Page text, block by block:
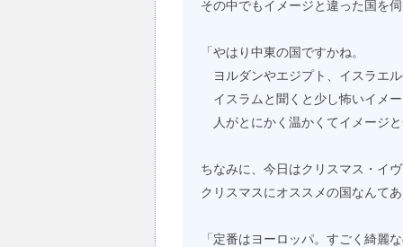
その中でもイメージと違った国を
「やはり中東の国ですかね。
ヨルダンやエジプト、イスラエ
イスラムと聞くと少し怖いイメ
人がとにかく温かくてイメージ
ちなみに、今日はクリスマス・イ
クリスマスにオススメの国なんて
「定番はヨーロッパ。すごく綺麗